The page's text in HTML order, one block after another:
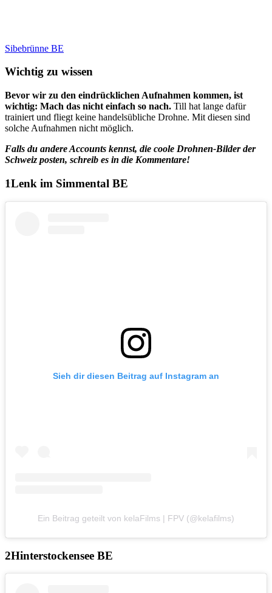
Sibebrünne BE
Wichtig zu wissen
Bevor wir zu den eindrücklichen Aufnahmen kommen, ist
wichtig: Mach das nicht einfach so nach. Till hat lange dafür
trainiert und fliegt keine handelsübliche Drohne. Mit diesen sind
solche Aufnahmen nicht möglich.
Falls du andere Accounts kennst, die coole Drohnen-Bilder der
Schweiz posten, schreib es in die Kommentare!
Lenk im Simmental BE
Sieh dir diesen Beitrag auf Instagram an
Ein Beitrag geteilt von kelaFilms | FPV (@kelafilms)
Hinterstockensee BE